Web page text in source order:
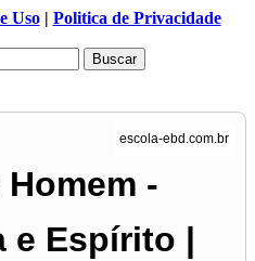
Uso| Politica de Privacidade
Buscar
-
e Espírito |